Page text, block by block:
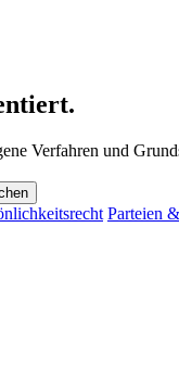
Verfahren und
Parteien